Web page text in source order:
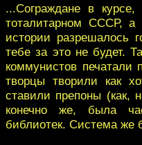
...Сограждане в
тоталитарном СССР,
истории разрешалось
тебе за это не будет.
коммунистов
творцы творили как
ставили препоны (как,
конечно же, была
библиотек. Система же